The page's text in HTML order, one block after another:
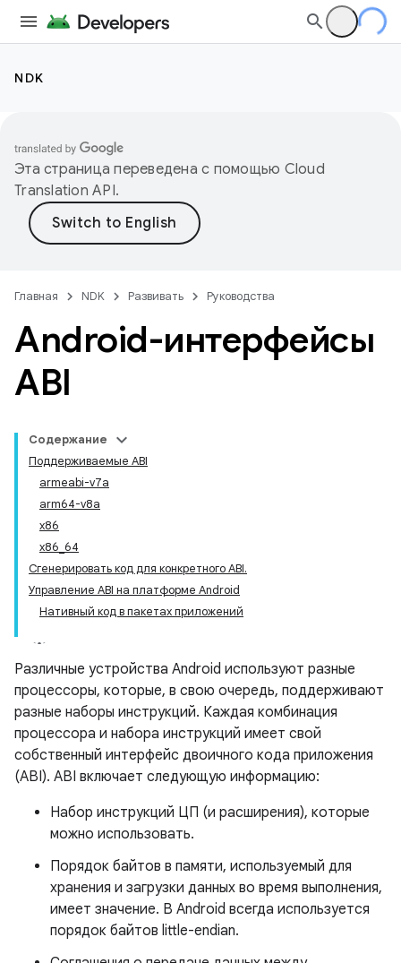
NDK
Эта страница переведена с помощью Cloud
Translation API.
Главная NDK Развивать Руководства
Android-интерфейсы
ABI
Содержание
Поддерживаемые ABI
armeabi-v7a
arm64-v8a
x86
x86_64
Сгенерировать код для конкретного ABI.
Управление ABI на платформе Android
Нативный код в пакетах приложений
Различные устройства Android используют разные
процессоры, которые, в свою очередь, поддерживают
разные наборы инструкций. Каждая комбинация
процессора и набора инструкций имеет свой
собственный интерфейс двоичного кода приложения
(ABI). ABI включает следующую информацию:
Набор инструкций ЦП (и расширения), которые
можно использовать.
Порядок байтов в памяти, используемый для
хранения и загрузки данных во время выполнения,
имеет значение. В Android всегда используется
порядок байтов little-endian.